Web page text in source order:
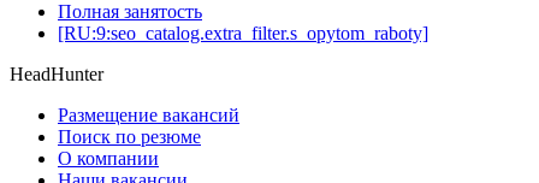
Полная занятость
[RU:9:seo_catalog.extra_filter.s_opytom_raboty]
HeadHunter
Размещение вакансий
Поиск по резюме
О компании